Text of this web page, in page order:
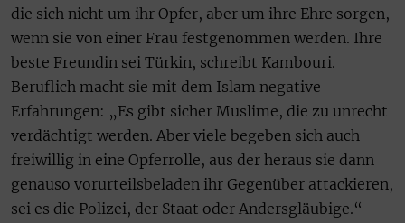
die sich nicht um ihr Opfer, aber um ihre Ehre sorgen,
wenn sie von einer Frau festgenommen werden. Ihre
beste Freundin sei Türkin, schreibt Kambouri.
Beruflich macht sie mit dem Islam negative
Erfahrungen: „Es gibt sicher Muslime, die zu unrecht
verdächtigt werden. Aber viele begeben sich auch
freiwillig in eine Opferrolle, aus der heraus sie dann
genauso vorurteilsbeladen ihr Gegenüber attackieren,
sei es die Polizei, der Staat oder Andersgläubige.“